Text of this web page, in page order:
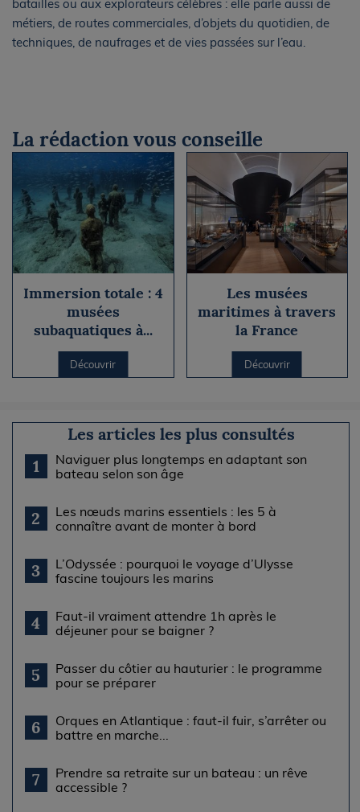
batailles ou aux explorateurs célèbres : elle parle aussi de
métiers, de routes commerciales, d’objets du quotidien, de
techniques, de naufrages et de vies passées sur l’eau.
La rédaction vous conseille
Immersion totale : 4
musées
subaquatiques à...
Découvrir
Les musées
maritimes à travers
la France
Découvrir
Les articles les plus consultés
1
Naviguer plus longtemps en adaptant son
bateau selon son âge
2
Les nœuds marins essentiels : les 5 à
connaître avant de monter à bord
3
L’Odyssée : pourquoi le voyage d’Ulysse
fascine toujours les marins
4
Faut-il vraiment attendre 1h après le
déjeuner pour se baigner ?
5
Passer du côtier au hauturier : le programme
pour se préparer
6
Orques en Atlantique : faut-il fuir, s’arrêter ou
battre en marche...
7
Prendre sa retraite sur un bateau : un rêve
accessible ?